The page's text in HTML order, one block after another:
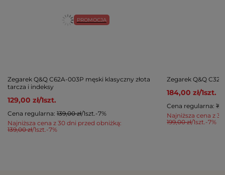
PROMOCJA
Zegarek Q&Q C62A-003P męski klasyczny złota
tarcza i indeksy
129,00 zł/1szt.
Najniższa cena z 30 dni przed obniżką:
139,00 zł/1szt.-7%
Cena regularna: 139,00 zł/1szt.-7%
Zegarek Q&Q
184,00 zł/1szt.
Najniższa cena z
199,00 zł/1szt.-7%
Cena regularna: